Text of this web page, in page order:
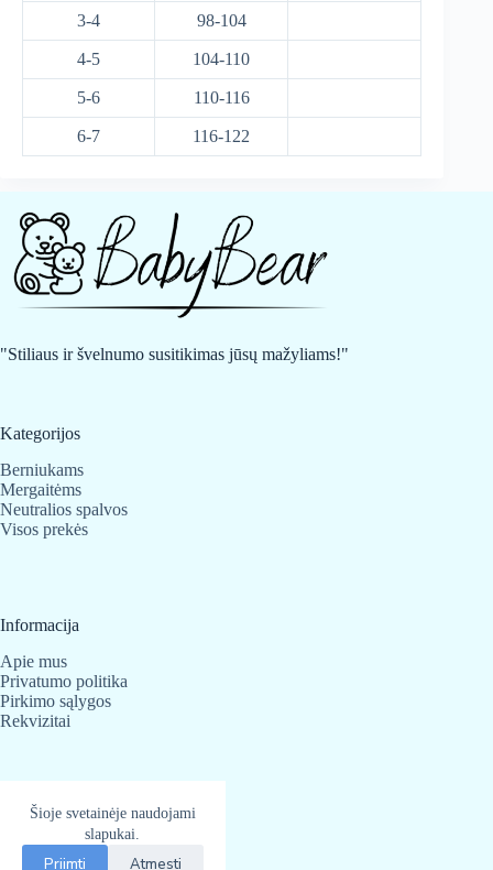
Šioje svetainėje naudojami
slapukai.
Priimti Atmesti
3-4 98-104
4-5 104-110
5-6 110-116
6-7 116-122
"Stiliaus ir švelnumo susitikimas jūsų mažyliams!"
Kategorijos
Berniukams
Mergaitėms
Neutralios spalvos
Visos prekės
Informacija
Apie mus
Privatumo politika
Pirkimo sąlygos
Rekvizitai
Kontaktai
Telefonas:
+370 683 25 820